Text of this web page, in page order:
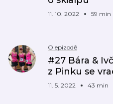
11. 10. 2022 59 min
O epizodě
#27 Bára &
z Pinku se
11. 5. 2022 43 min